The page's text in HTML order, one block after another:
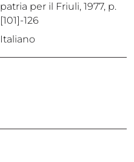
patria per il Friuli, 1977, p.
[101]-126
Italiano